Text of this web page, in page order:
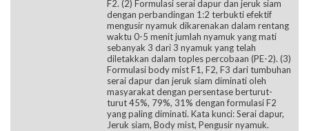
F2. (2) Formulasi serai dapur dan jeruk siam
dengan perbandingan 1:2 terbukti efektif
mengusir nyamuk dikarenakan dalam rentang
waktu 0-5 menit jumlah nyamuk yang mati
sebanyak 3 dari 3 nyamuk yang telah
diletakkan dalam toples percobaan (PE-2). (3)
Formulasi body mist F1, F2, F3 dari tumbuhan
serai dapur dan jeruk siam diminati oleh
masyarakat dengan persentase berturut-
turut 45%, 79%, 31% dengan formulasi F2
yang paling diminati. Kata kunci: Serai dapur,
Jeruk siam, Body mist, Pengusir nyamuk.